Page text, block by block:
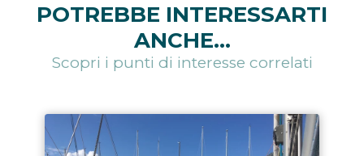
POTREBBE INTERESSARTI
ANCHE...
Scopri i punti di interesse correlati